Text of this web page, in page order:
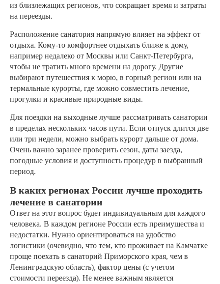
из близлежащих регионов, что сокращает время и затраты
на переезды.
Расположение санатория напрямую влияет на эффект от
отдыха. Кому-то комфортнее отдыхать ближе к дому,
например недалеко от Москвы или Санкт-Петербургa,
чтобы не тратить много времени на дорогу. Другие
выбирают путешествия к морю, в горный регион или на
термальные курорты, где можно совместить лечение,
прогулки и красивые природные виды.
Для поездки на выходные лучше рассматривать санатории
в пределах нескольких часов пути. Если отпуск длится две
или три недели, можно выбрать курорт дальше от дома.
Очень важно заранее проверить сезон, даты заезда,
погодные условия и доступность процедур в выбранный
период.
В каких регионах России лучше проходить
лечение в санатории
Ответ на этот вопрос будет индивидуальным для каждого
человека. В каждом регионе России есть преимущества и
недостатки. Нужно ориентироваться на удобство
логистики (очевидно, что тем, кто проживает на Камчатке
проще поехать в санаторий Приморского края, чем в
Ленинградскую область), фактор цены (с учетом
стоимости переезда). Не менее важным является